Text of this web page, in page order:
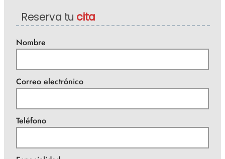
Reserva tu cita
Nombre
Correo electrónico
Teléfono